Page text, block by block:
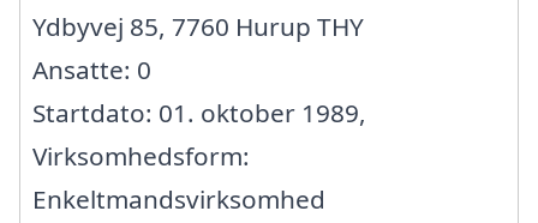
Ydbyvej 85, 7760 Hurup THY
Ansatte: 0
Startdato: 01. oktober 1989,
Virksomhedsform:
Enkeltmandsvirksomhed